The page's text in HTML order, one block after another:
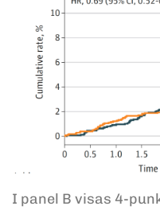
I panel B visas 4-